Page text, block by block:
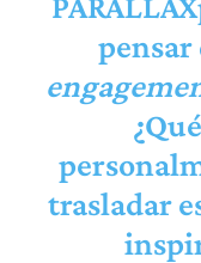
pensar
trasladar